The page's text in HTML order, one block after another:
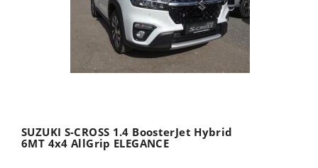
SUZUKI S-CROSS 1.4 BoosterJet Hybrid
6MT 4x4 AllGrip ELEGANCE